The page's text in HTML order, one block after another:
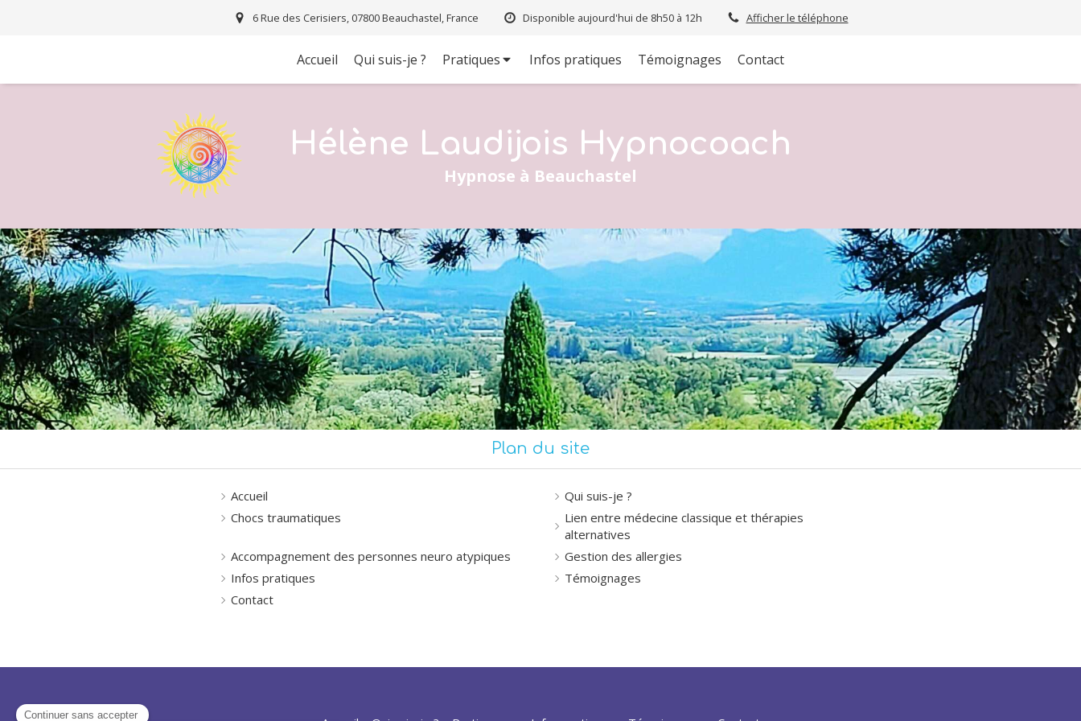
6 Rue des Cerisiers, 07800 Beauchastel, France Disponible aujourd'hui de 8h50 à 12h Afficher le téléphone
Accueil Qui suis-je ? Pratiques Infos pratiques Témoignages Contact
Hélène Laudijois Hypnocoach
Hypnose à Beauchastel
Plan du site
Accueil
Qui suis-je ?
Chocs traumatiques
Lien entre médecine classique et thérapies
alternatives
Accompagnement des personnes neuro atypiques
Gestion des allergies
Infos pratiques
Témoignages
Contact